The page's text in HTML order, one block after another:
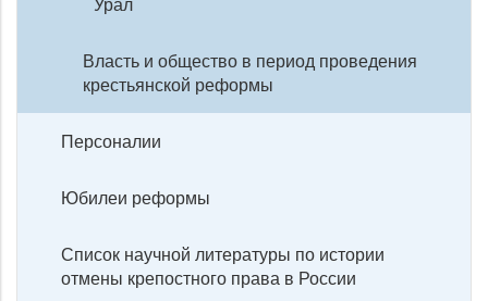
Власть и общество в период проведения
крестьянской реформы
Персоналии
Юбилеи реформы
Список научной литературы по истории
отмены крепостного права в России